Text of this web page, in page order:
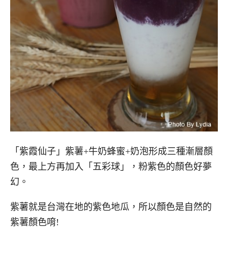
「紫霞仙子」紫薯+牛奶蜂蜜+奶泡形成三種漸層顏
色，最上方再加入「五彩球」，粉紫色的顏色好夢
幻。
紫薯就是台灣在地的紫色地瓜，所以顏色是自然的
紫薯顏色唷!